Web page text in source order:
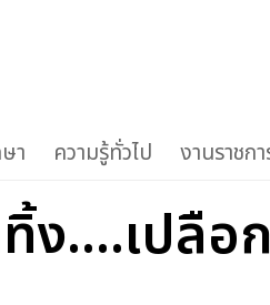
า ความรู้ทั่วไป งานราชก
ง....เปลือ